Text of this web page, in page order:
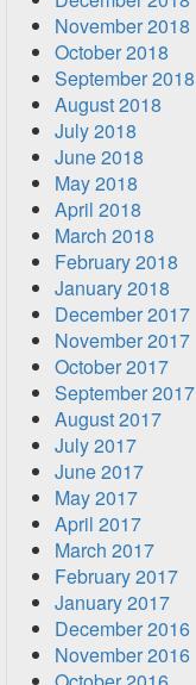
November 2018
October 2018
September 2018
August 2018
July 2018
June 2018
May 2018
April 2018
March 2018
February 2018
January 2018
December 2017
November 2017
October 2017
September 2017
August 2017
July 2017
June 2017
May 2017
April 2017
March 2017
February 2017
January 2017
December 2016
November 2016